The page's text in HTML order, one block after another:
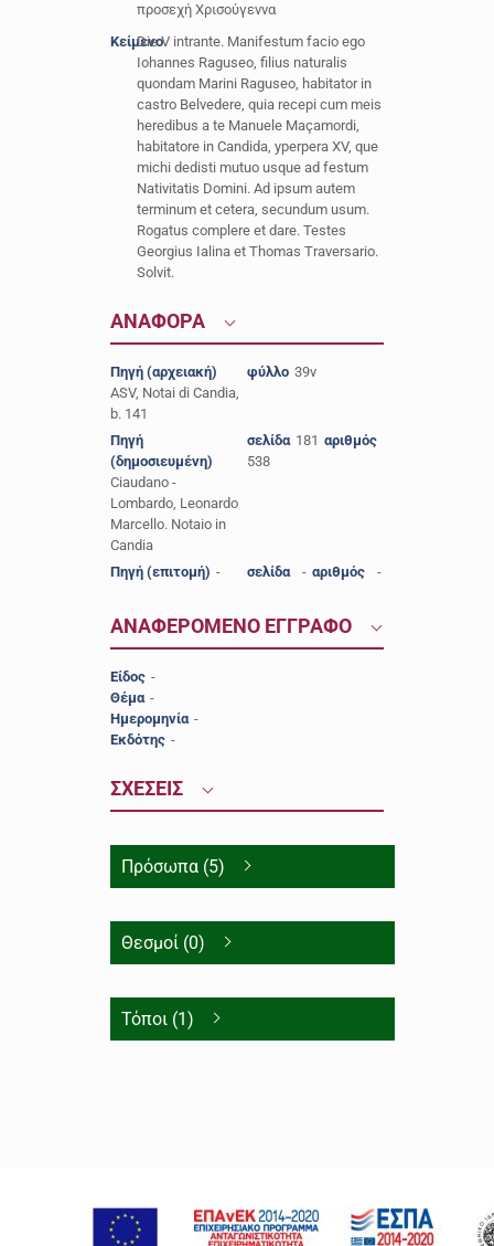
προσεχή Χρισούγεννα
ΚείμενοDie V intrante. Manifestum facio ego
Iohannes Raguseo, filius naturalis
quondam Marini Raguseo, habitator in
castro Belvedere, quia recepi cum meis
heredibus a te Manuele Maçamordi,
habitatore in Candida, yperpera XV, que
michi dedisti mutuo usque ad festum
Nativitatis Domini. Ad ipsum autem
terminum et cetera, secundum usum.
Rogatus complere et dare. Testes
Georgius Ialina et Thomas Traversario.
Solvit.
ΑΝΑΦΟΡΑ
Πηγή (αρχειακή)
ASV, Notai di Candia,
b. 141
φύλλο 39v
Πηγή
(δημοσιευμένη)
Ciaudano -
Lombardo, Leonardo
Marcello. Notaio in
Candia
σελίδα 181 αριθμός
538
Πηγή (επιτομή) - σελίδα - αριθμός -
ΑΝΑΦΕΡΟΜΕΝΟ ΕΓΓΡΑΦΟ
Είδος -
Θέμα -
Ημερομηνία -
Εκδότης -
ΣΧΕΣΕΙΣ
Πρόσωπα (5)
Θεσμοί (0)
Τόποι (1)